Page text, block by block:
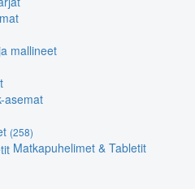
mallineet
asemat
(258)
Matkapuhelimet & Tabletit